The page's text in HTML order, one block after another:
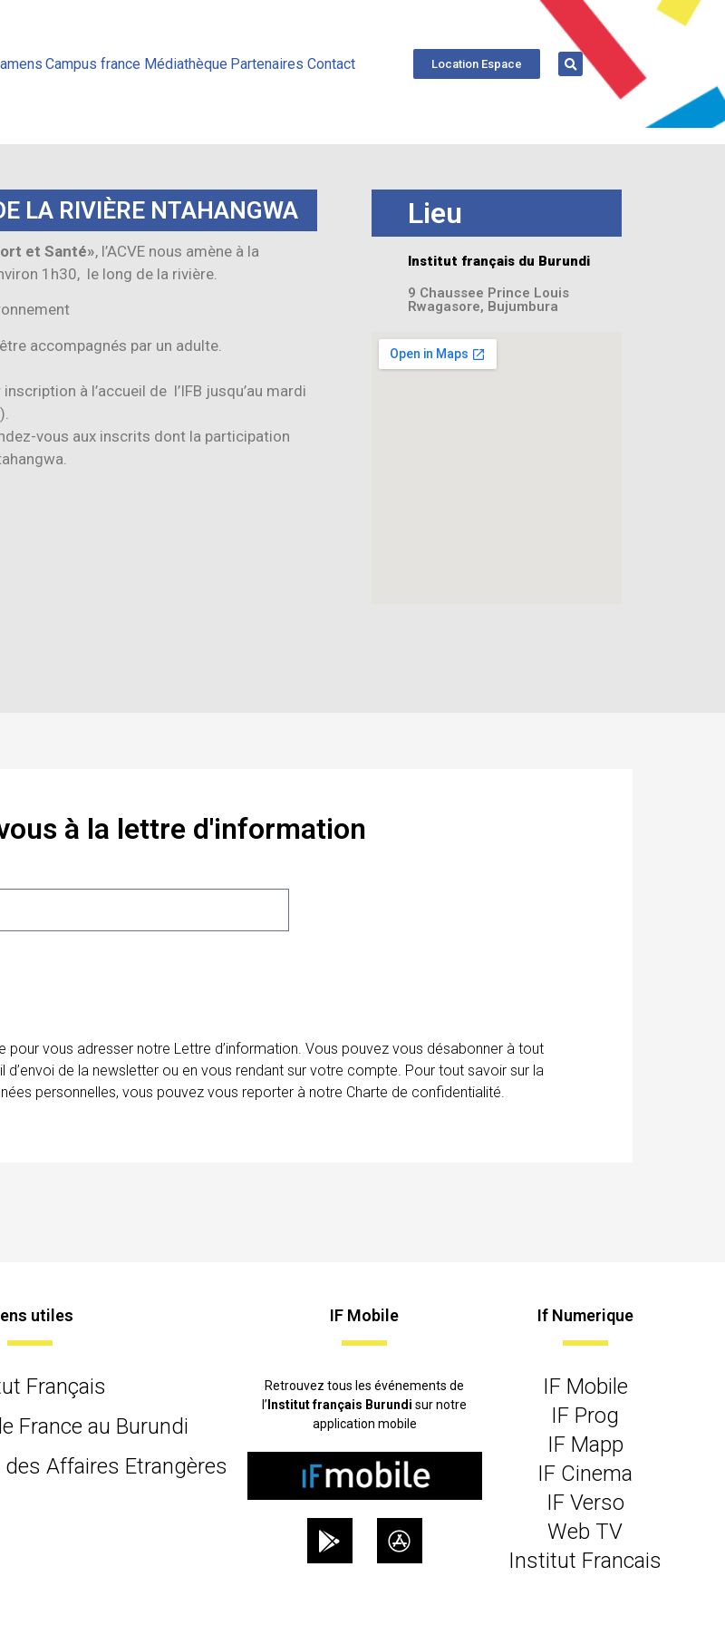
Campus france Médiathèque Partenaires Contact Location Espace
LA RIVIÈRE NTAHANGWA
et Santé», l’ACVE nous amène à la
1h30, le long de la rivière.
accompagnés par un adulte.
à l’accueil de l’IFB jusqu’au mardi
vous aux inscrits dont la participation
Lieu
Institut français du Burundi
9 Chaussee Prince Louis
Rwagasore, Bujumbura
à la lettre d'information
vous adresser notre Lettre d’information. Vous pouvez vous désabonner à tout
d’envoi de la newsletter ou en vous rendant sur votre compte. Pour tout savoir sur la
personnelles, vous pouvez vous reporter à notre Charte de confidentialité.
utiles
Français
France au Burundi
Affaires Etrangères
IF Mobile
Retrouvez tous les événements de
l’ Institut français Burundisur notre
application mobile
If Numerique
IF Mobile
IF Prog
IF Mapp
IF Cinema
IF Verso
Web TV
Institut Francais